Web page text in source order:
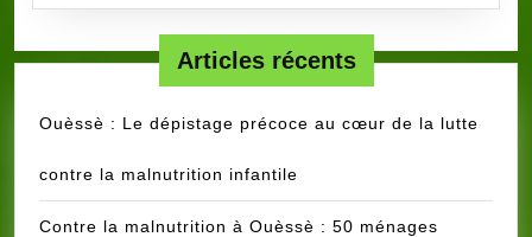
SON
PARTENAIRE
SIDACTION
ET
FIN)
Articles récents
Ouèssè : Le dépistage précoce au cœur de la lutte
contre la malnutrition infantile
Contre la malnutrition à Ouèssè : 50 ménages